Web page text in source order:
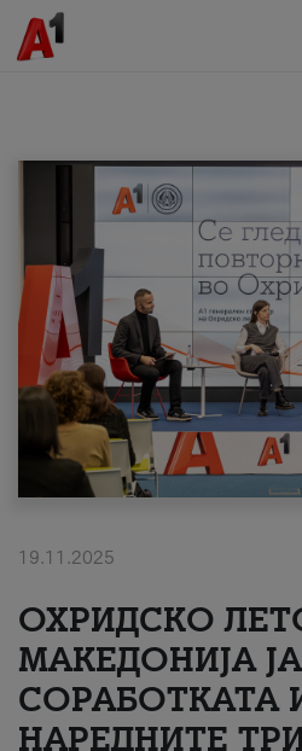
МК SQ
Приватни Деловни
Поддршка
Надополни кредит
#ПодобарОнлајн
19.11.2025
ОХРИДСКО
МАКЕДОНИЈА
СОРАБОТКАТА
НАРЕДНИТЕ